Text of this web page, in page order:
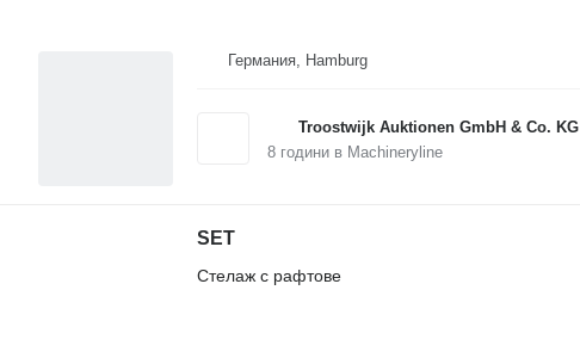
Германия, Hamburg
Troostwijk Auktionen GmbH & Co. KG
8години в Machineryline
SET
Стелаж с рафтове